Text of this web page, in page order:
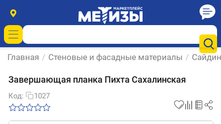
Главная / Стеновые и фасадные материалы /
Завершающая планка Пихта Сахалинская
Код: 1027